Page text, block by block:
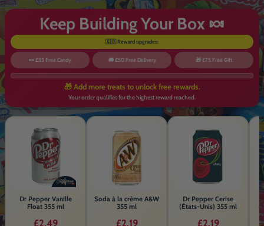
Keep Building Your Box 🍬
🇬🇧 Reward upgrades:
🍬 £35 Free Candy 🚚 £50 Free Delivery 🎁 £75 Free Gift
🎁 Add more treats to unlock free rewards.
Your order qualifies for the highest reward reached.
Dr Pepper Vanille
Float 355 ml
£2.49
Soda à la crème A&W
355 ml
£2.19
Dr Pepper Cerise
(États-Unis) 355 ml
£2.19